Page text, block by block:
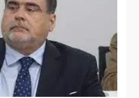
Sistema de
Orquestas Porlamar